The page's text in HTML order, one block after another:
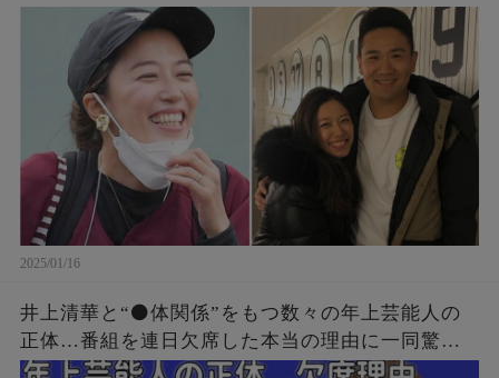
もその路線か・・・」
2025/01/16
井上清華と“⚫️体関係”をもつ数々の年上芸能人の
正体…番組を連日欠席した本当の理由に一同驚
愕...！「アナウンサー」として有名な彼女が“性格